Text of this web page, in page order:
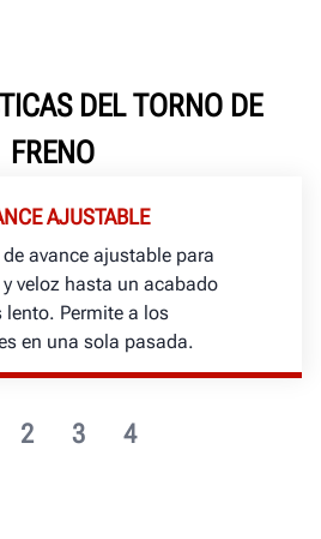
DEL TORNO DE
FRENO
2 3 4
AJUSTABLE
avance ajustable para
veloz hasta un acabado
Permite a los
en una sola pasada.